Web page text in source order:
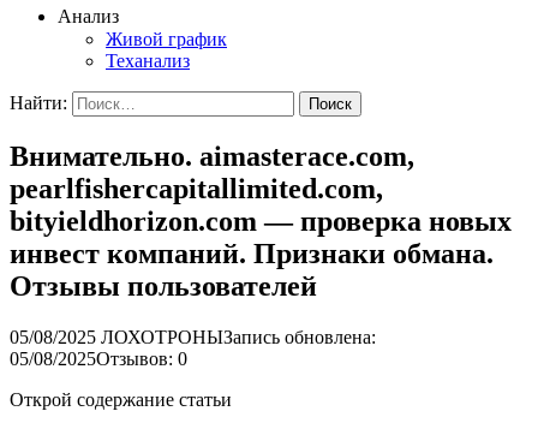
Анализ
Живой график
Теханализ
Найти:
Внимательно. aimasterace.com,
pearlfishercapitallimited.com,
bityieldhorizon.com — проверка новых
инвест компаний. Признаки обмана.
Отзывы пользователей
05/08/2025 ЛОХОТРОНЫЗапись обновлена:
05/08/2025Отзывов: 0
Открой содержание статьи